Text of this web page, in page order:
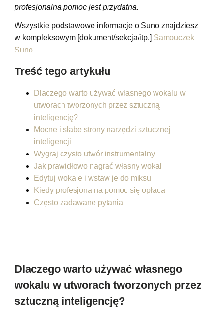
profesjonalna pomoc jest przydatna.
Wszystkie podstawowe informacje o Suno znajdziesz
w kompleksowym [dokument/sekcja/itp.] Samouczek
Suno.
Treść tego artykułu
Dlaczego warto używać własnego wokalu w
utworach tworzonych przez sztuczną
inteligencję?
Mocne i słabe strony narzędzi sztucznej
inteligencji
Wygraj czysto utwór instrumentalny
Jak prawidłowo nagrać własny wokal
Edytuj wokale i wstaw je do miksu
Kiedy profesjonalna pomoc się opłaca
Często zadawane pytania
Dlaczego warto używać własnego
wokalu w utworach tworzonych przez
sztuczną inteligencję?